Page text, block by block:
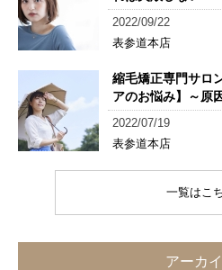
2022/09/22
表参道本店
縮毛矯正専門サロ
アのお悩み】～原
2022/07/19
表参道本店
一覧はこ
アーカ